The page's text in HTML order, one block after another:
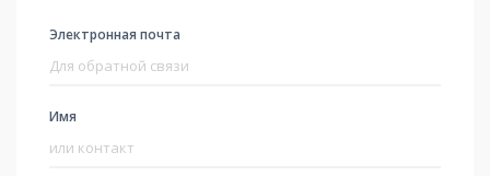
Электронная почта
Имя